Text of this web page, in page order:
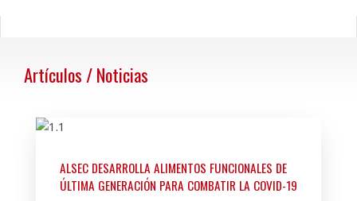
Artículos / Noticias
ALSEC DESARROLLA ALIMENTOS FUNCIONALES DE
ÚLTIMA GENERACIÓN PARA COMBATIR LA COVID-19